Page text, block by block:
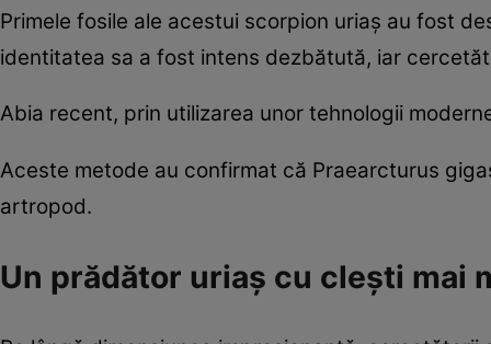
Primele fosile ale acestui scorpion uriaș au fost
identitatea sa a fost intens dezbătută, iar
Abia recent, prin utilizarea unor tehnologii
Aceste metode au confirmat că Praearcturus
artropod.
Un prădător uriaș cu clești mai